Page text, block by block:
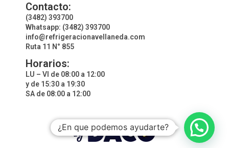
Contacto:
(3482) 393700
Whatsapp: (3482) 393700
info@refrigeracionavellaneda.com
Ruta 11 N° 855
Horarios:
LU – VI de 08:00 a 12:00
y de 15:30 a 19:30
SA de 08:00 a 12:00
¿En que podemos ayudarte?